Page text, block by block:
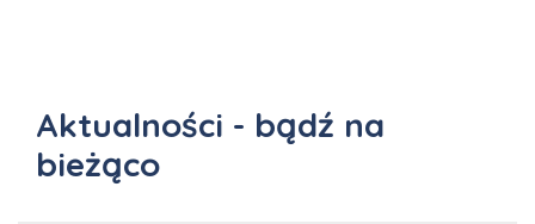
Aktualności - bądź na
bieżąco